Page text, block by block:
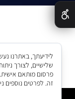
שלישיים, לצורך
פרסום מותאם
זה. לפרטים נוספים